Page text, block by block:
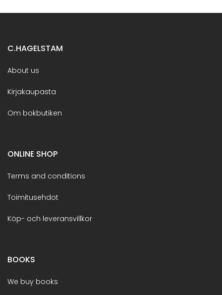
C.HAGELSTAM
About us
Kirjakaupasta
Om bokbutiken
ONLINE SHOP
Terms and conditions
Toimitusehdot
Köp- och leveransvillkor
BOOKS
We buy books